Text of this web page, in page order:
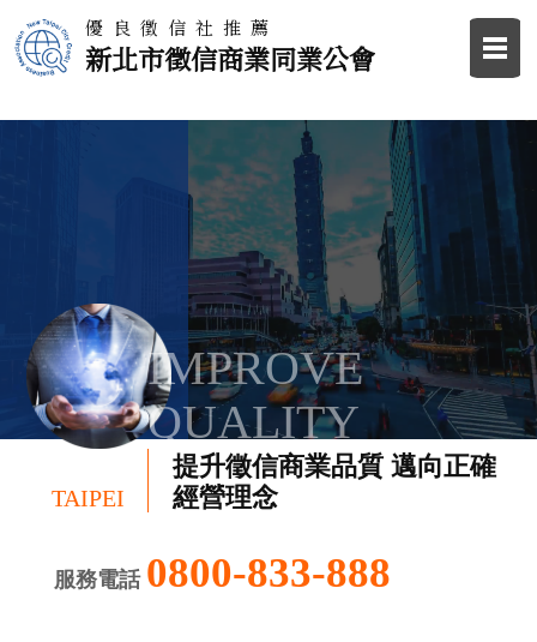
優良徵信社推薦
新北市徵信商業同業公會
IMPROVE
QUALITY
TAIPEI
提升徵信商業品質 邁向正確
經營理念
服務電話 0800-833-888